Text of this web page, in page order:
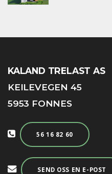
KALAND TRELAST AS
KEILEVEGEN 45
5953 FONNES
56 16 82 60
SEND OSS EN E-POST